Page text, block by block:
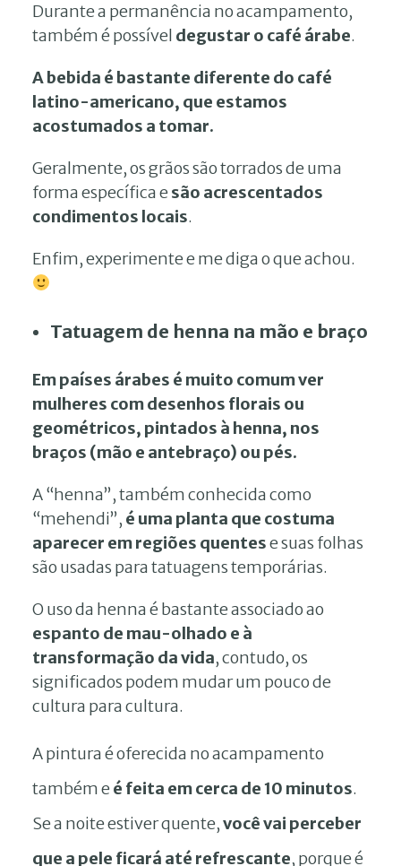
Durante a permanência no acampamento,
também é possível degustar o café árabe.
A bebida é bastante diferente do café
latino-americano, que estamos
acostumados a tomar.
Geralmente, os grãos são torrados de uma
forma específica esão acrescentados
condimentos locais.
Enfim, experimente e me diga o que achou.
Tatuagem de henna na mão e braço
Em países árabes é muito comum ver
mulheres com desenhos florais ou
geométricos, pintados à henna, nos
braços (mão e antebraço) ou pés.
A “henna”, também conhecida como
“mehendi”, é uma planta que costuma
aparecer em regiões quentese suas folhas
são usadas para tatuagens temporárias.
O uso da henna é bastante associado ao
espanto de mau-olhado e à
transformação da vida, contudo, os
significados podem mudar um pouco de
cultura para cultura.
A pintura é oferecida no acampamento
também eé feita em cerca de 10 minutos.
Se a noite estiver quente,você vai perceber
que a pele ficará até refrescante, porque é